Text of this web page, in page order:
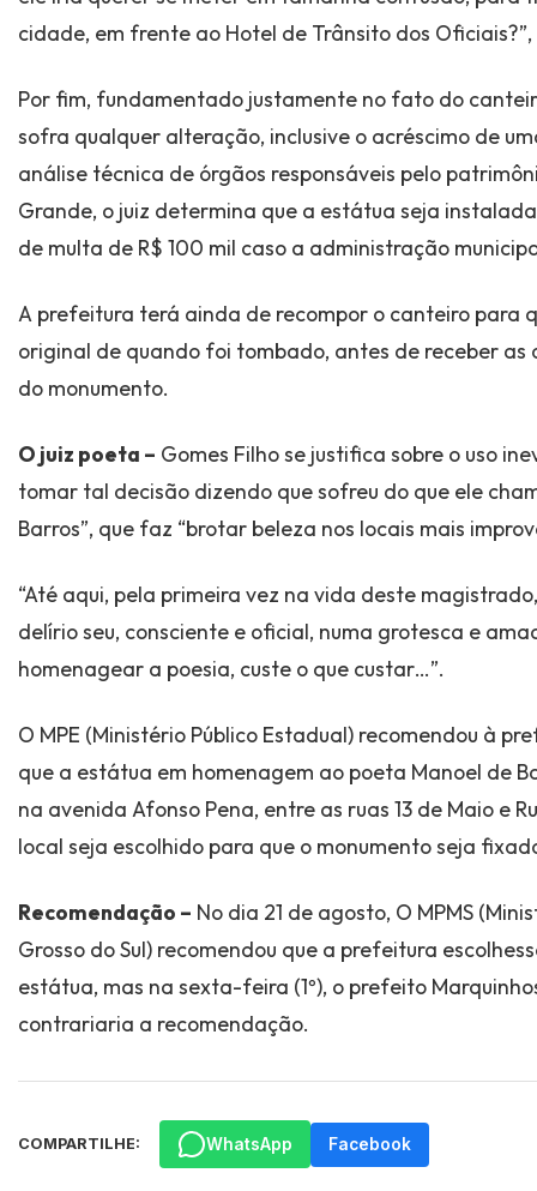
cidade, em frente ao Hotel de Trânsito dos
Por fim, fundamentado justamente no fato do
sofra qualquer alteração, inclusive o acréscimo de
análise técnica de órgãos responsáveis pelo
Grande, o juiz determina que a estátua seja
de multa de R$ 100 mil caso a administração
A prefeitura terá ainda de recompor o canteiro para
original de quando foi tombado, antes de receber as
do monumento.
O juiz poeta – Gomes Filho se justifica sobre o uso
tomar tal decisão dizendo que sofreu do que ele
Barros”, que faz “brotar beleza nos locais mais
“Até aqui, pela primeira vez na vida deste
delírio seu, consciente e oficial, numa grotesca e
homenagear a poesia, custe o que custar…”.
O MPE (Ministério Público Estadual) recomendou à
que a estátua em homenagem ao poeta Manoel de
na avenida Afonso Pena, entre as ruas 13 de Maio e
local seja escolhido para que o monumento seja
Recomendação – No dia 21 de agosto, O MPMS
Grosso do Sul) recomendou que a prefeitura
estátua, mas na sexta-feira (1º), o prefeito
contrariaria a recomendação.
COMPARTILHE: WhatsApp Facebook